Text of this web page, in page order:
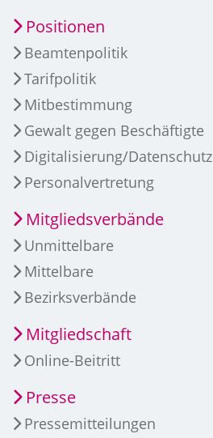
Positionen
Beamtenpolitik
Tarifpolitik
Mitbestimmung
Gewalt gegen Beschäftigte
Digitalisierung/Datenschutz
Personalvertretung
Mitgliedsverbände
Unmittelbare
Mittelbare
Bezirksverbände
Mitgliedschaft
Online-Beitritt
Presse
Pressemitteilungen